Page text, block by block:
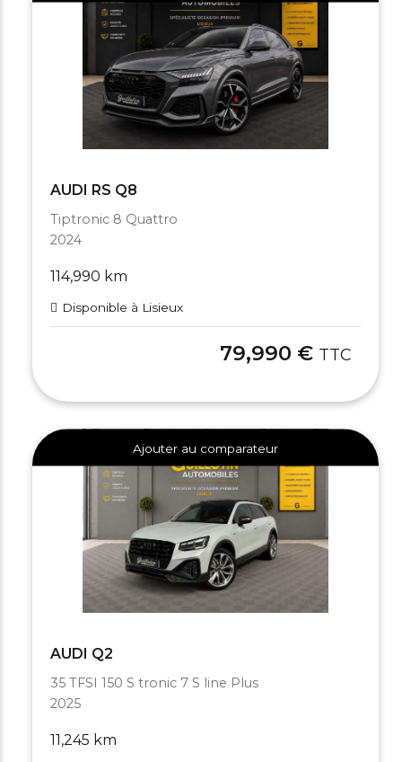
AUDI RS Q8
Tiptronic 8 Quattro
2024
114,990 km
Disponible à Lisieux
79,990 € TTC
Ajouter au comparateur
AUDI Q2
35 TFSI 150 S tronic 7 S line Plus
2025
11,245 km